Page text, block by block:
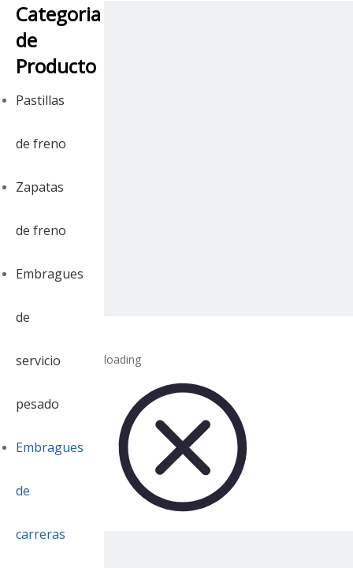
Categoria
de
Producto
Pastillas
de freno
Zapatas
de freno
Embragues
de
servicio
pesado
Embragues
de
carreras
loading